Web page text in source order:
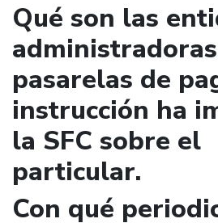
Qué son las
pasarelas de
instrucción ha
la SFC sobre el
particular.
Con qué